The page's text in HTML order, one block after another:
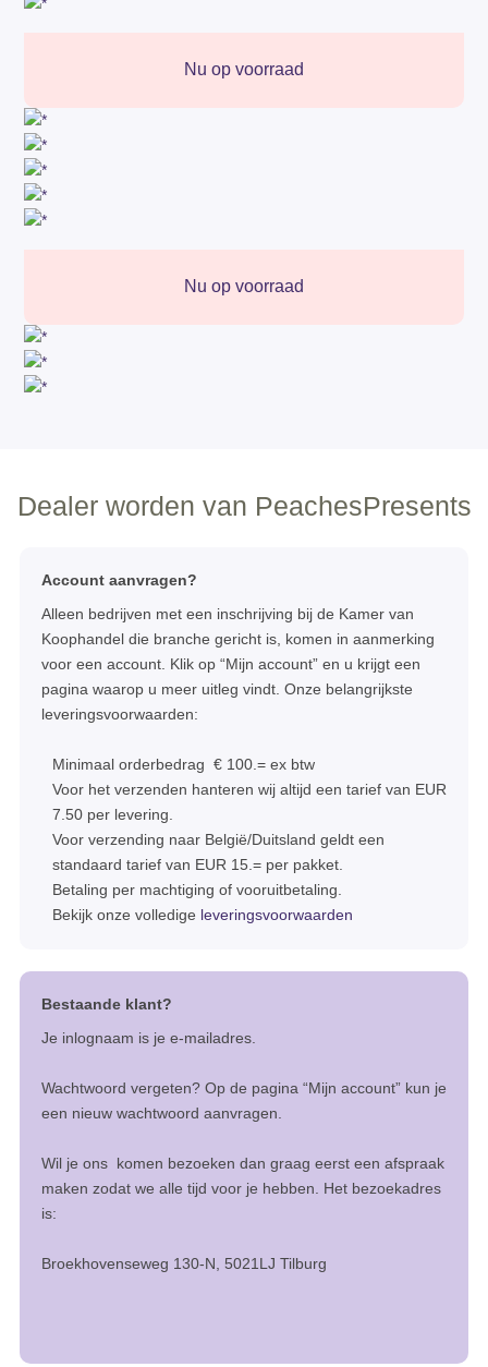
Nu op voorraad
Nu op voorraad
Dealer worden van PeachesPresents
Account aanvragen?
Alleen bedrijven met een inschrijving bij de Kamer van
Koophandel die branche gericht is, komen in aanmerking
voor een account. Klik op “Mijn account” en u krijgt een
pagina waarop u meer uitleg vindt. Onze belangrijkste
leveringsvoorwaarden:
Minimaal orderbedrag € 100.= ex btw
Voor het verzenden hanteren wij altijd een tarief van EUR
7.50 per levering.
Voor verzending naar België/Duitsland geldt een
standaard tarief van EUR 15.= per pakket.
Betaling per machtiging of vooruitbetaling.
Bekijk onze volledige leveringsvoorwaarden
Bestaande klant?
Je inlognaam is je e-mailadres.
Wachtwoord vergeten? Op de pagina “Mijn account” kun je
een nieuw wachtwoord aanvragen.
Wil je ons komen bezoeken dan graag eerst een afspraak
maken zodat we alle tijd voor je hebben. Het bezoekadres
is:
Broekhovenseweg 130-N, 5021LJ Tilburg